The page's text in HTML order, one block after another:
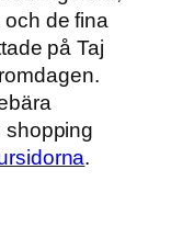
de fina
på Taj
shopping
.